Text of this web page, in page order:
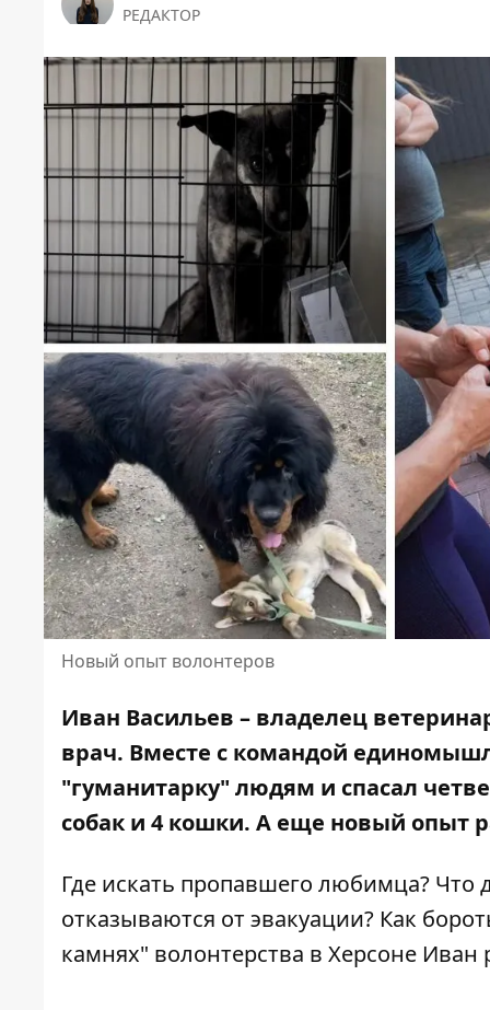
РЕДАКТОР
Новый опыт волонтеров
Иван Васильев – владелец
врач. Вместе с командой
"гуманитарку" людям и спасал
собак и 4 кошки. А еще новый опыт
Где искать пропавшего любимца?
отказываются от эвакуации? Как
камнях" волонтерства в Херсоне